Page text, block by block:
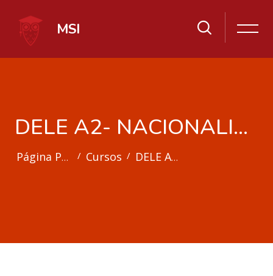
MSI
DELE A2- NACIONALIDAD
Página Principal Cursos DELE A2- NACIONALIDAD